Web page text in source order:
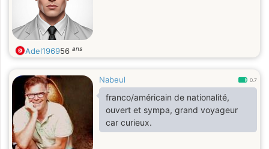
Adel196956 ans
Nabeul 0.7
franco/américain de nationalité,
ouvert et sympa, grand voyageur
car curieux.